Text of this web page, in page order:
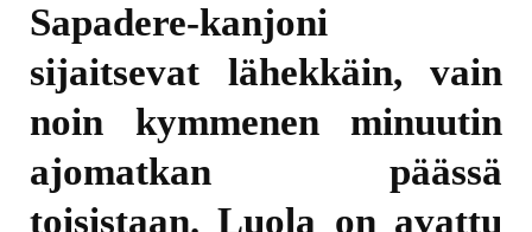
Sapadere-kanjoni
sijaitsevat lähekkäin, vain
noin kymmenen minuutin
ajomatkan päässä
toisistaan. Luola on avattu